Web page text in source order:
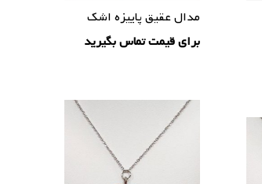
مدال عقیق پاییزه اشک
برای قیمت تماس بگیرید